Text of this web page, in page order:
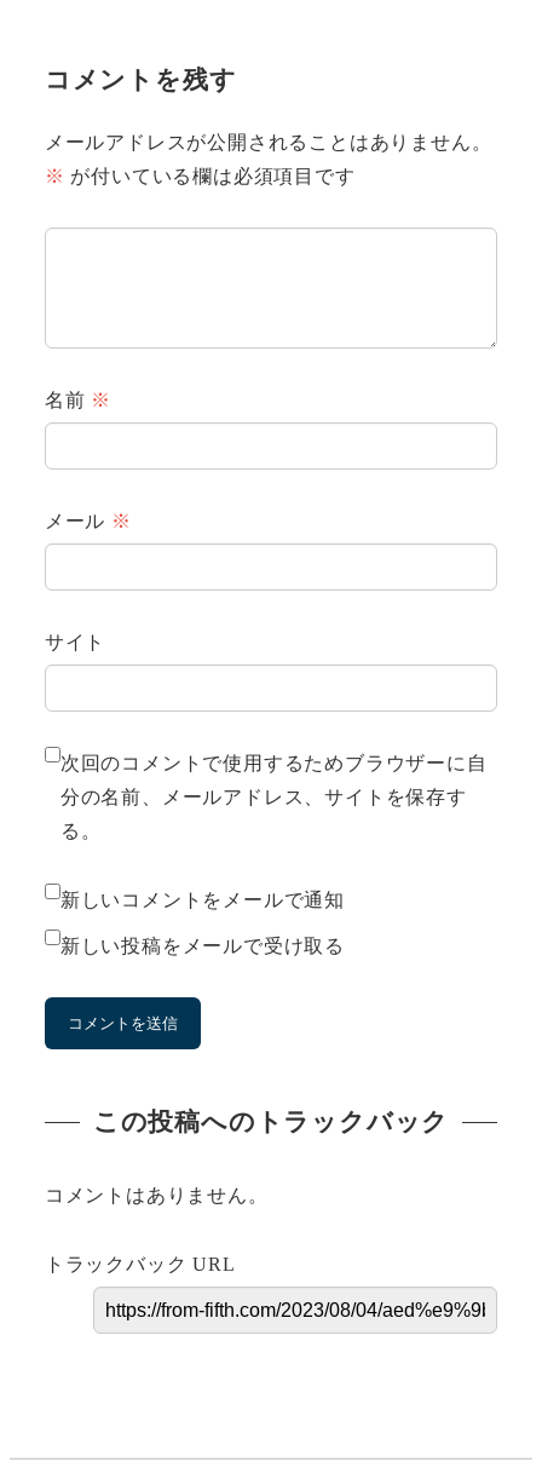
コメントを残す
メールアドレスが公開されることはありません。
※ が付いている欄は必須項目です
名前 ※
メール ※
サイト
次回のコメントで使用するためブラウザーに自
分の名前、メールアドレス、サイトを保存す
る。
新しいコメントをメールで通知
新しい投稿をメールで受け取る
この投稿へのトラックバック
コメントはありません。
トラックバック URL